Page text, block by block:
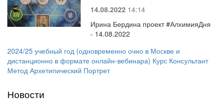
14.08.2022 14:14
Ирина Бердина проект #АлхимияДня
- 14.08.2022
2024/25 учебный год (одновременно очно в Москве и
дистанционно в формате онлайн-вебинара) Курс Консультант
Метод Архетипический Портрет
Новости